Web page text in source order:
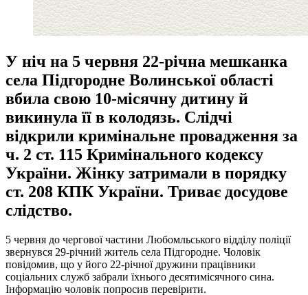
У ніч на 5 червня 22-річна мешканка
села Підгородне Волинської області
вбила свою 10-місячну дитину й
викинула її в колодязь. Слідчі
відкрили кримінальне провадження за
ч. 2 ст. 115 Кримінального кодексу
України. Жінку затримали в порядку
ст. 208 КПК України. Триває досудове
слідство.
5 червня до чергової частини Любомльського відділу поліції
звернувся 29-річний житель села Підгородне. Чоловік
повідомив, що у його 22-річної дружини працівники
соціальних служб забрали їхнього десятимісячного сина.
Інформацію чоловік попросив перевірити.